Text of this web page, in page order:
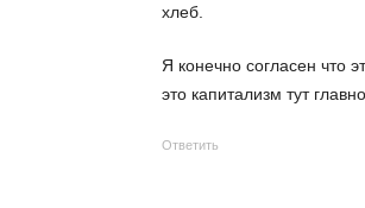
хлеб.
Я конечно согласен что
это капитализм тут
Ответить